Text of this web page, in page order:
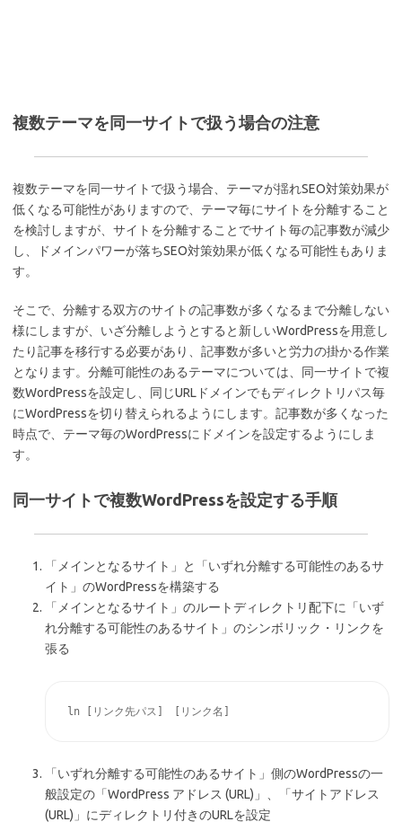
複数テーマを同一サイトで扱う場合の注意
複数テーマを同一サイトで扱う場合、テーマが揺れSEO対策効果が
低くなる可能性がありますので、テーマ毎にサイトを分離すること
を検討しますが、サイトを分離することでサイト毎の記事数が減少
し、ドメインパワーが落ちSEO対策効果が低くなる可能性もありま
す。
そこで、分離する双方のサイトの記事数が多くなるまで分離しない
様にしますが、いざ分離しようとすると新しいWordPressを用意し
たり記事を移行する必要があり、記事数が多いと労力の掛かる作業
となります。分離可能性のあるテーマについては、同一サイトで複
数WordPressを設定し、同じURLドメインでもディレクトリパス毎
にWordPressを切り替えられるようにします。記事数が多くなった
時点で、テーマ毎のWordPressにドメインを設定するようにしま
す。
同一サイトで複数WordPressを設定する手順
「メインとなるサイト」と「いずれ分離する可能性のあるサ
イト」のWordPressを構築する
「メインとなるサイト」のルートディレクトリ配下に「いず
れ分離する可能性のあるサイト」のシンボリック・リンクを
張る
「いずれ分離する可能性のあるサイト」側のWordPressの一
般設定の「WordPress アドレス (URL)」、「サイトアドレス
(URL)」にディレクトリ付きのURLを設定